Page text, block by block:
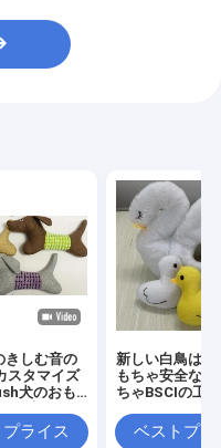
しむ音の
スタマイズ
犬のおも
ライス
新しい白鳥はペ
もちゃ安全な犬
ちゃBSCIの工
ベストプラ